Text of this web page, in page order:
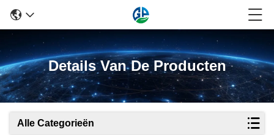
Details Van De Producten
Alle Categorieën